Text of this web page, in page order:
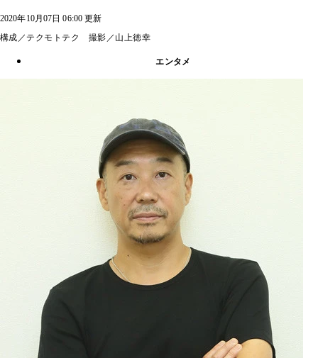
2020年10月07日 06:00 更新
構成／テクモトテク 撮影／山上徳幸
エンタメ